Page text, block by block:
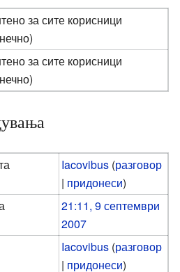
за сите корисници
за сите корисници
Iacovibus (разговор
| придонеси)
21:11, 9 септември
2007
Iacovibus (разговор
| придонеси)